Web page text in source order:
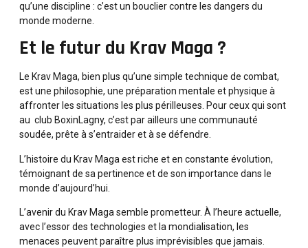
qu’une discipline : c’est un bouclier contre les dangers du
monde moderne.
Et le futur du Krav Maga ?
Le Krav Maga, bien plus qu’une simple technique de combat,
est une philosophie, une préparation mentale et physique à
affronter les situations les plus périlleuses. Pour ceux qui sont
au club BoxinLagny, c’est par ailleurs une communauté
soudée, prête à s’entraider et à se défendre.
L’histoire du Krav Maga est riche et en constante évolution,
témoignant de sa pertinence et de son importance dans le
monde d’aujourd’hui.
L’avenir du Krav Maga semble prometteur. À l’heure actuelle,
avec l’essor des technologies et la mondialisation, les
menaces peuvent paraître plus imprévisibles que jamais.